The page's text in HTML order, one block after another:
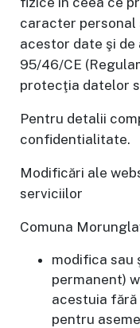
caracter personal
acestor date şi
95/46/CE
protecţia datelor
Pentru detalii
confidentialitate.
Modificări ale
serviciilor
Comuna
modifica sau
permanent)
acestuia fără
pentru